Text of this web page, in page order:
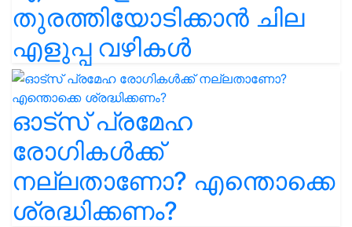
തുരത്തിയോടിക്കാൻ ചില
എളുപ്പ വഴികൾ
ഓട്സ് പ്രമേഹ
രോഗികൾക്ക്
നല്ലതാണോ? എന്തൊക്കെ
ശ്രദ്ധിക്കണം?